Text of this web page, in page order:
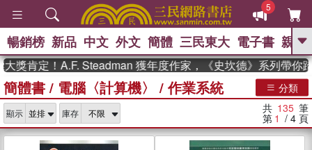
5
GO
熱搜： 東野圭吾 、 高希均教授回憶錄
、 The Odyssey 、 父親節 、 如果歷
國際布克
獎 臺灣漫遊錄 、 方念華 、 台灣的李
數學女孩：黎曼猜想
暢銷榜 新品 中文 外文 簡體 三民東大 電子書 親子
！A.F. Steadman 獲年度作家，《史坎德》系列帶你踏上熱
簡體書/ 電腦〈計算機〉 /作業系統 分類
顯示 庫存 共 135 筆
第 1 / 4 頁